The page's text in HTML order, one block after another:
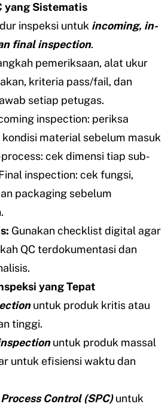
yang Sistematis
inspeksi untuk incoming, in-
final inspection.
pemeriksaan, alat ukur
kriteria pass/fail, dan
setiap petugas.
inspection: periksa
kondisi material sebelum masuk
cek dimensi tiap sub-
inspection: cek fungsi,
packaging sebelum
Gunakan checklist digital agar
QC terdokumentasi dan
yang Tepat
untuk produk kritis atau
tinggi.
untuk produk massal
untuk efisiensi waktu dan
Control (SPC) untuk